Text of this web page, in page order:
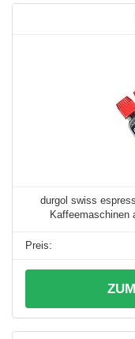
durgol swiss
Kaffeemaschinen